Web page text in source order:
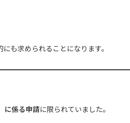
も求められることになります。
に係る申請に限られていました。